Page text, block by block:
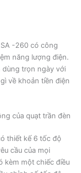
-260 có công
năng lượng điện.
dùng trọn ngày với
về khoản tiền điện
của quạt trần đèn
thiết kế 6 tốc độ
cầu của mọi
kèm một chiếc điều